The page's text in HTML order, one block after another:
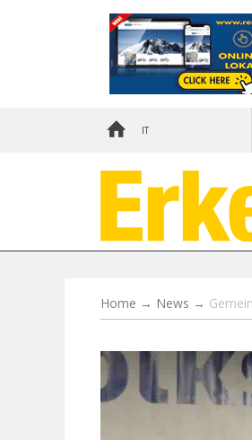
IT
Home → News →